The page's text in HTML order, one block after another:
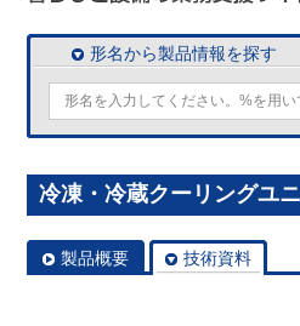
形名から製品情報を探す
冷凍・冷蔵クーリングユ
製品概要 技術資料